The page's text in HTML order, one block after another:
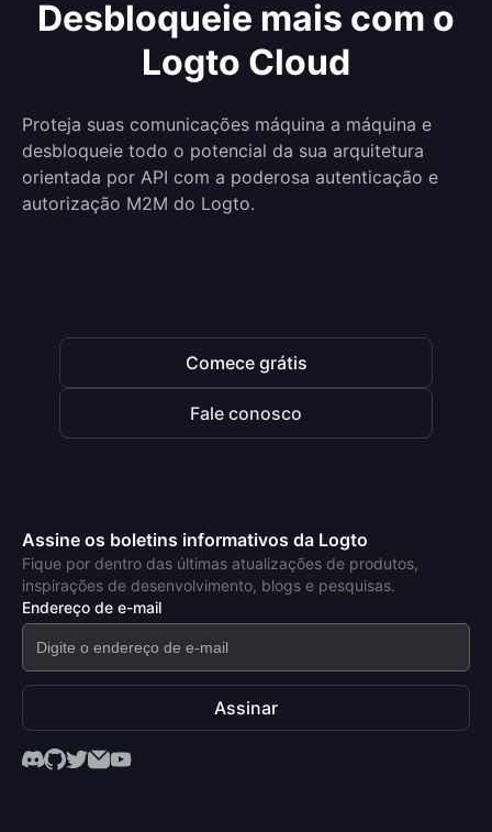
Desbloqueie mais com o
Logto Cloud
Proteja suas comunicações máquina a máquina e
desbloqueie todo o potencial da sua arquitetura
orientada por API com a poderosa autenticação e
autorização M2M do Logto.
Comece grátis
Fale conosco
Assine os boletins informativos da Logto
Fique por dentro das últimas atualizações de produtos,
inspirações de desenvolvimento, blogs e pesquisas.
Endereço de e-mail
Assinar